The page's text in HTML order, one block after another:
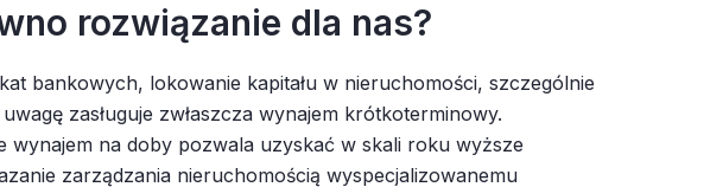
rozwiązanie dla nas?
bankowych, lokowanie kapitału w nieruchomości, szczególnie
zasługuje zwłaszcza wynajem krótkoterminowy.
na doby pozwala uzyskać w skali roku wyższe
zarządzania nieruchomością wyspecjalizowanemu